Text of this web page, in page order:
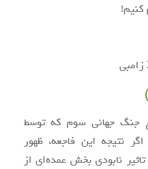
جنگ جهانی سوم که توسط
نتیجه این فاجعه، ظهور
نابودی بخش عمده‌ای از